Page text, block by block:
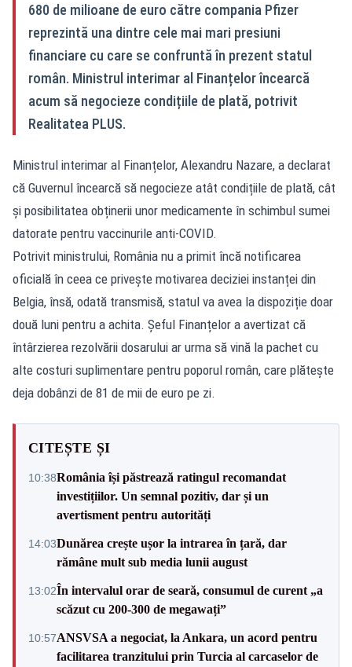
680 de milioane de euro către compania Pfizer
reprezintă una dintre cele mai mari presiuni
financiare cu care se confruntă în prezent statul
român. Ministrul interimar al Finanțelor încearcă
acum să negocieze condițiile de plată, potrivit
Realitatea PLUS.
Ministrul interimar al Finanțelor, Alexandru Nazare, a declarat
că Guvernul încearcă să negocieze atât condițiile de plată, cât
și posibilitatea obținerii unor medicamente în schimbul sumei
datorate pentru vaccinurile anti-COVID.
Potrivit ministrului, România nu a primit încă notificarea
oficială în ceea ce privește motivarea deciziei instanței din
Belgia, însă, odată transmisă, statul va avea la dispoziție doar
două luni pentru a achita. Șeful Finanțelor a avertizat că
întârzierea rezolvării dosarului ar urma să vină la pachet cu
alte costuri suplimentare pentru poporul român, care plătește
deja dobânzi de 81 de mii de euro pe zi.
CITEȘTE ȘI
10:38România își păstrează ratingul recomandat
investițiilor. Un semnal pozitiv, dar și un
avertisment pentru autorități
14:03Dunărea crește ușor la intrarea în țară, dar
rămâne mult sub media lunii august
13:02În intervalul orar de seară, consumul de curent „a
scăzut cu 200-300 de megawați”
10:57ANSVSA a negociat, la Ankara, un acord pentru
facilitarea tranzitului prin Turcia al carcaselor de